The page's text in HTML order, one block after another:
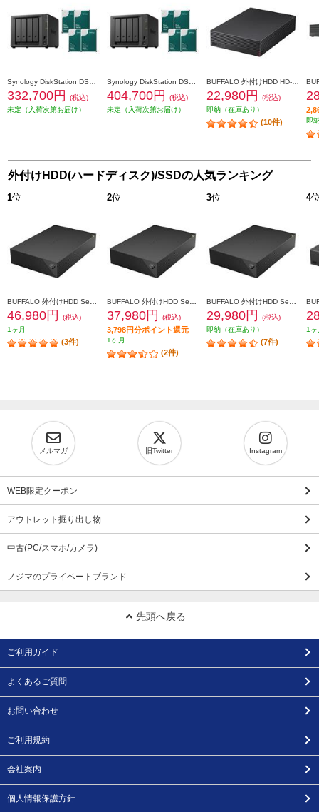
332,700円
(税込)
未定（入荷次第お届け）
404,700円
(税込)
未定（入荷次第お届け）
22,980円
(税込)
即納（在庫あり）
(10件) 即
外付けHDD(ハードディスク)/SSDの人気ランキング
1位
46,980円
(税込)
1ヶ月
(3件)
2位
37,980円 (税込)
3,798円分ポイント還元
1ヶ月
(2件)
3位
29,980円
(税込)
即納（在庫あり）
(7件)
4
1ヶ
メルマガ 旧Twitter Instagram
WEB限定クーポン
アウトレット掘り出し物
中古(PC/スマホ/カメラ)
ノジマのプライベートブランド
先頭へ戻る
ご利用ガイド
よくあるご質問
お問い合わせ
ご利用規約
会社案内
個人情報保護方針